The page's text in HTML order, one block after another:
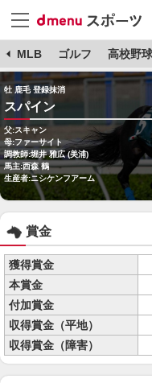
MLB ゴルフ 高校野球
牡 鹿毛 登録抹消
スパイン
父:スキャン
母:ファーサイト
調教師:堀井 雅広 (美浦)
馬主:西森 鶴
生産者:ニシケンフアーム
賞金
獲得賞金
本賞金
付加賞金
収得賞金（平地）
収得賞金（障害）